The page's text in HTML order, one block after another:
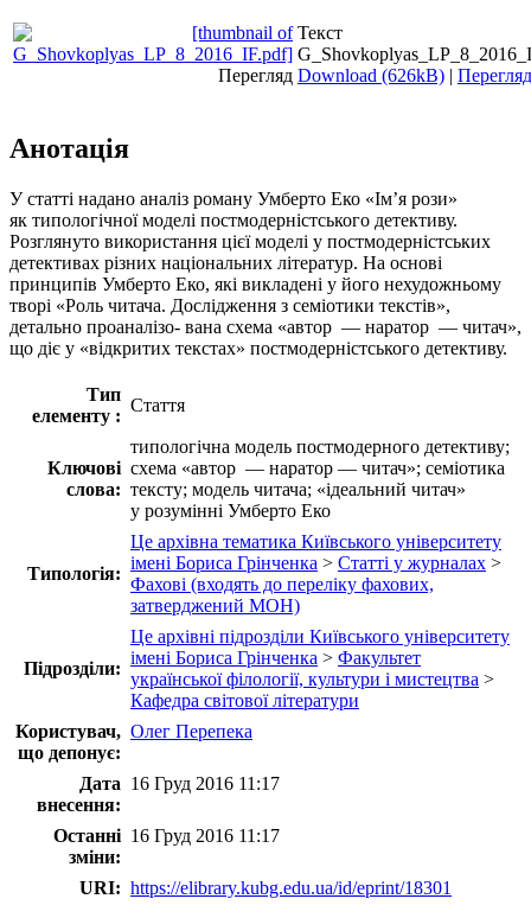
Перегляд
Текст
Download (626kB) | Перегляд
Анотація
У статті надано аналіз роману Умберто Еко «Ім’я рози»
як типологічної моделі постмодерністського детективу.
Розглянуто використання цієї моделі у постмодерністських
детективах різних національних літератур. На основі
принципів Умберто Еко, які викладені у його нехудожньому
творі «Роль читача. Дослідження з семіотики текстів»,
детально проаналізо- вана схема «автор — наратор — читач»,
що діє у «відкритих текстах» постмодерністського детективу.
Тип
елементу :
Стаття
Ключові
слова:
типологічна модель постмодерного детективу;
схема «автор — наратор — читач»; семіотика
тексту; модель читача; «ідеальний читач»
у розумінні Умберто Еко
Типологія:
Це архівна тематика Київського університету
імені Бориса Грінченка > Статті у журналах >
Фахові (входять до переліку фахових,
затверджений МОН)
Підрозділи:
Це архівні підрозділи Київського університету
імені Бориса Грінченка > Факультет
української філології, культури і мистецтва >
Кафедра світової літератури
Користувач,
що депонує:
Олег Перепека
Дата
внесення:
16 Груд 2016 11:17
Останні
зміни:
16 Груд 2016 11:17
URI: https://elibrary.kubg.edu.ua/id/eprint/18301